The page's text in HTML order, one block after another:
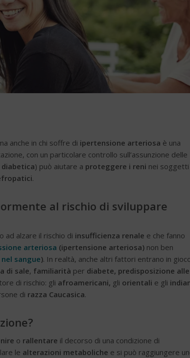
anche in chi soffre di ipertensione arteriosa è una
con un particolare controllo sull’assunzione delle
) può aiutare a proteggere i reni nei soggetti
.
al rischio di sviluppare
ad alzare il rischio di insufficienza renale e che fanno
arteriosa (ipertensione arteriosa) non ben
sangue). In realtà, anche altri fattori entrano in
di sale, familiarità per diabete, predisposizione alle
di rischio: gli afroamericani, gli orientali e gli
di razza Caucasica.
o rallentare il decorso di una condizione di
le alterazioni metaboliche e si può raggiungere